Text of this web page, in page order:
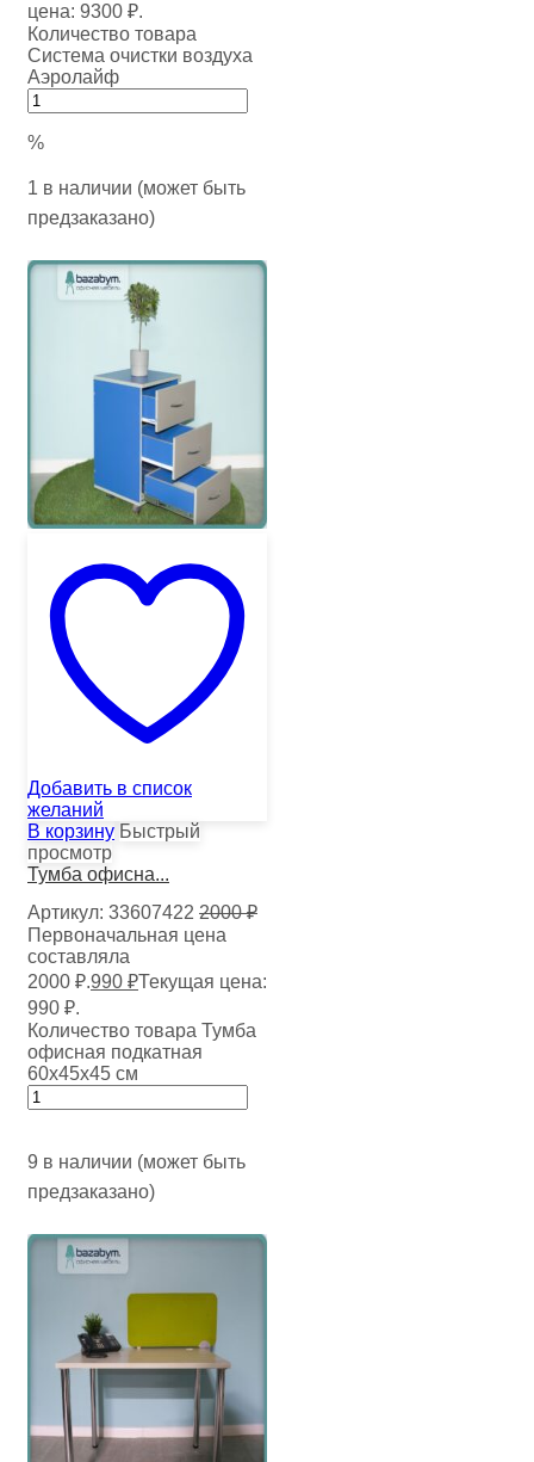
цена: 9300 ₽.
Количество товара
Система очистки воздуха
Аэролайф
%
1 в наличии (может быть
предзаказано)
Добавить в список
желаний
В корзину Быстрый
просмотр
Тумба офисна...
Артикул: 33607422 2000₽
Первоначальная цена
составляла
2000 ₽.990 ₽Текущая цена:
990 ₽.
Количество товара Тумба
офисная подкатная
60х45х45 см
9 в наличии (может быть
предзаказано)